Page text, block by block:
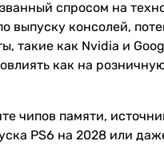
спросом на
выпуску консолей,
такие как Nvidia и
как на
чипов памяти,
PS6 на 2028 или